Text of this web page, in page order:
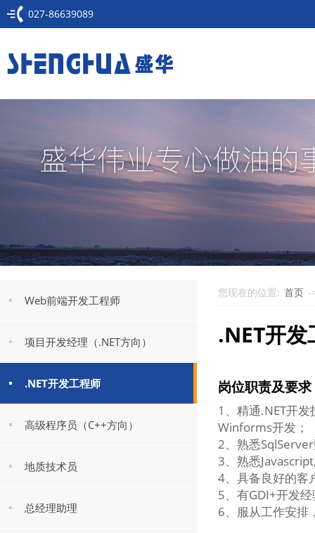
027-86639089
Web前端开发工程师
项目开发经理（.NET方向）
.NET开发工程师
高级程序员（C++方向）
地质技术员
总经理助理
您现在的位置: 首页 -
.NET开发
岗位职责及要求
1、精通.NET开
Winforms开发；
2、熟悉
3、熟悉
4、具备良好的客
5、有GDI+开发
6、服从工作安排